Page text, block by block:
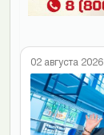
02 августа 2026